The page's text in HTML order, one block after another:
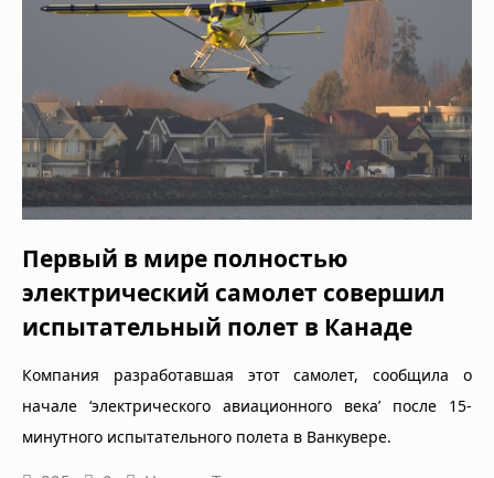
Первый в мире полностью
электрический самолет совершил
испытательный полет в Канаде
Компания разработавшая этот самолет, сообщила о
начале ‘электрического авиационного века’ после 15-
минутного испытательного полета в Ванкувере.